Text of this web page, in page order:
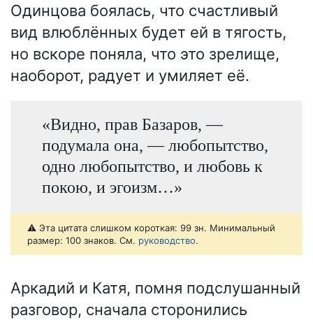
Одинцова боялась, что счастливый
вид влюблённых будет ей в тягость,
но вскоре поняла, что это зрелище,
наоборот, радует и умиляет её.
«Видно, прав Базаров, —
подумала она, — любопытство,
одно любопытство, и любовь к
покою, и эгоизм…»
⚠️ Эта цитата слишком короткая: 99 зн. Минимальный
размер: 100 знаков. См. руководство.
Аркадий и Катя, помня подслушанный
разговор, сначала сторонились